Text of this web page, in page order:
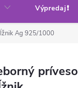
Výpredaj❗
Ag 925/1000